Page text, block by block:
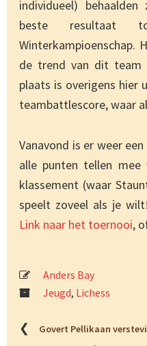
individueel)
beste resultaat
Winterkampioenschap.
de trend van dit team
plaats is overigens hier
teambattlescore, waar
Vanavond is er weer
alle punten tellen
klassement (waar
speelt zoveel als je
Link naar het toernooi,
Anders Bay
Jeugd, Lichess
❮
Govert Pellikaan